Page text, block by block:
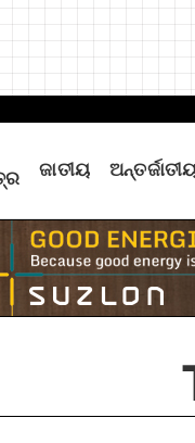
ଜାତୀୟ